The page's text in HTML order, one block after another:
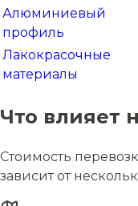
Алюминиевый
профиль
Лакокрасочные
материалы
Что влияет
Стоимость
зависит от